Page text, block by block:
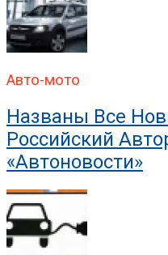
Авто-мото
Названы Все
Российский
«Автоновости»